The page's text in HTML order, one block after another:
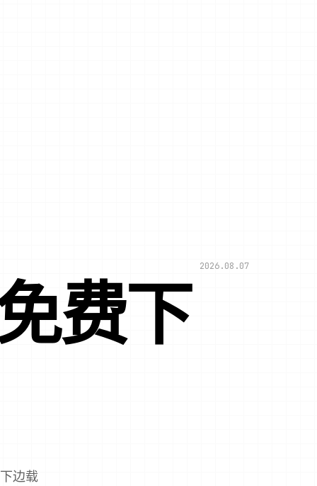
2026.08.07
费下
边载